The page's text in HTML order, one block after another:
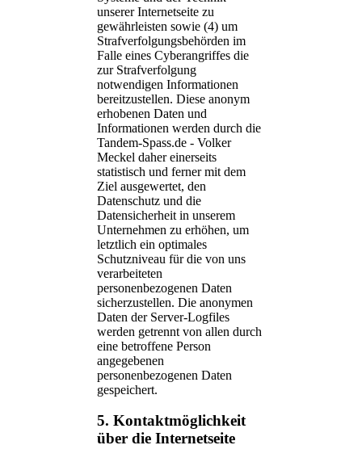
unserer Internetseite zu
gewährleisten sowie (4) um
Strafverfolgungsbehörden im
Falle eines Cyberangriffes die
zur Strafverfolgung
notwendigen Informationen
bereitzustellen. Diese anonym
erhobenen Daten und
Informationen werden durch die
Tandem-Spass.de - Volker
Meckel daher einerseits
statistisch und ferner mit dem
Ziel ausgewertet, den
Datenschutz und die
Datensicherheit in unserem
Unternehmen zu erhöhen, um
letztlich ein optimales
Schutzniveau für die von uns
verarbeiteten
personenbezogenen Daten
sicherzustellen. Die anonymen
Daten der Server-Logfiles
werden getrennt von allen durch
eine betroffene Person
angegebenen
personenbezogenen Daten
gespeichert.
5. Kontaktmöglichkeit
über die Internetseite